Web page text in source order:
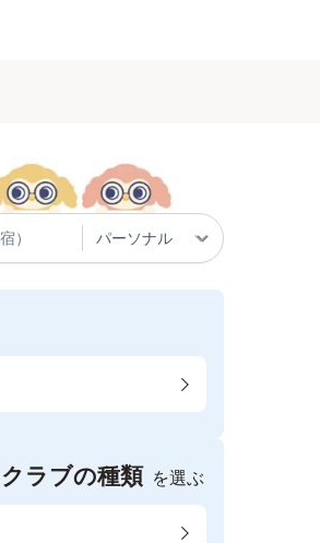
ラブの種類 を選ぶ